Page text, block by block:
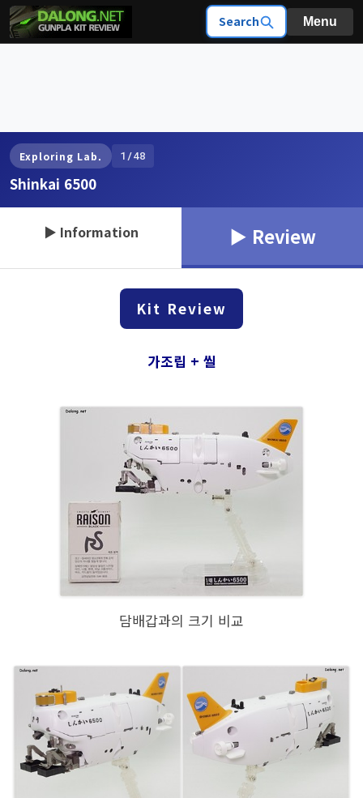
Search Menu
Exploring Lab. 1/48
Shinkai 6500
▶ Information ▶ Review
Kit Review
가조립 + 씰
담배갑과의 크기 비교